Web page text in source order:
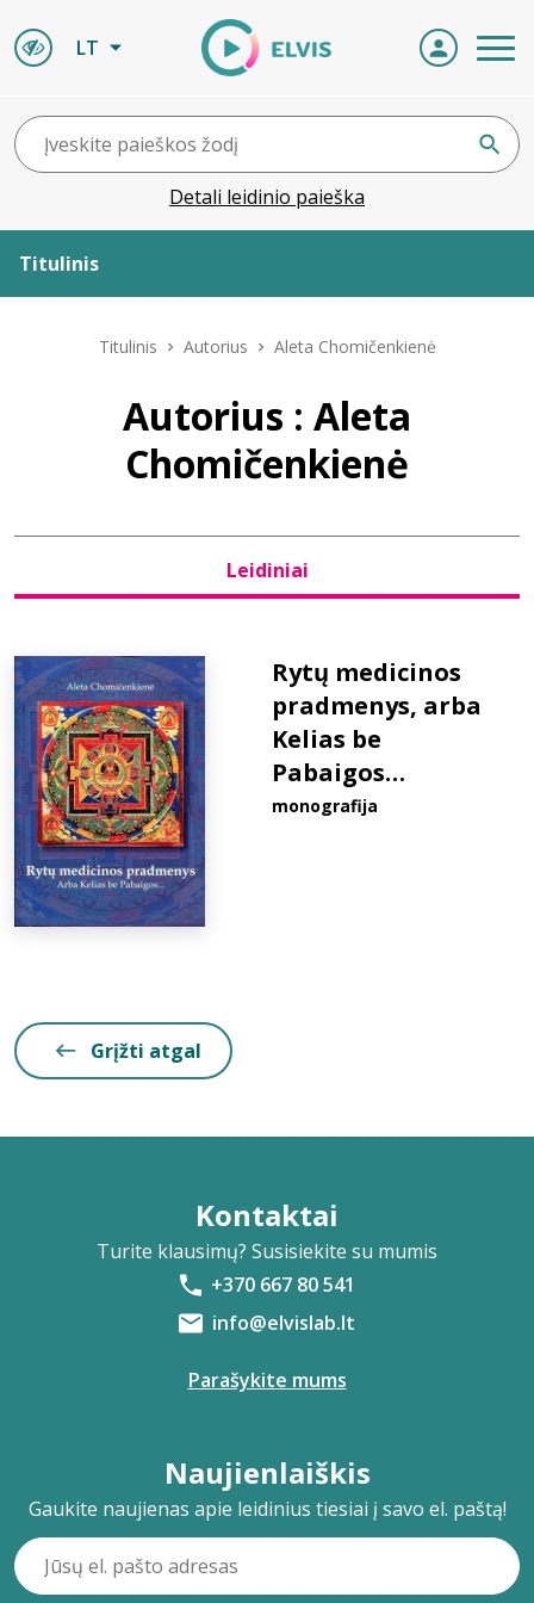
LT
Detali leidinio paieška
Titulinis
ELVIS atvyksta
Naujienos
Bibliotekoms
D.U.K.
+370 667 80 541
info@elvislab.lt
Titulinis Autorius Aleta Chomičenkienė
Autorius : Aleta
Chomičenkienė
Leidiniai
Rytų medicinos
pradmenys, arba
Kelias be
Pabaigos…
monografija
Grįžti atgal
Kontaktai
Turite klausimų? Susisiekite su mumis
+370 667 80 541
info@elvislab.lt
Parašykite mums
Naujienlaiškis
Gaukite naujienas apie leidinius tiesiai į savo el. paštą!